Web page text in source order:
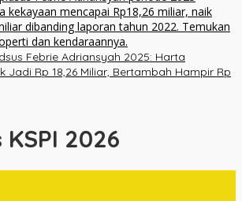
Febrie Adriansyah 2025: Harta
Jadi Rp 18,26 Miliar, Bertambah Hampir Rp
2026